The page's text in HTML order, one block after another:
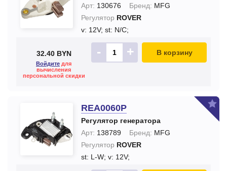
Арт: 130676 Бренд: MFG
Регулятор ROVER
v: 12V; st: N/C;
32.40 BYN
Войдите для
вычисления
персональной скидки
- + В корзину
REA0060P
Регулятор генератора
Арт: 138789 Бренд: MFG
Регулятор ROVER
st: L-W; v: 12V;